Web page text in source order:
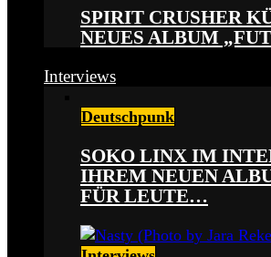
SPIRIT CRUSHER
NEUES ALBUM
Interviews
Deutschpunk
SOKO LINX IM
IHREM NEUEN
FÜR LEUTE…